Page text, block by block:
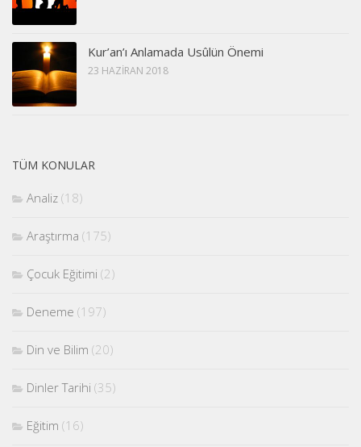
Kur’an’ı Anlamada Usûlün Önemi
23 HAZIRAN 2018
TÜM KONULAR
Analiz (18)
Araştırma (175)
Çocuk Eğitimi (2)
Deneme (197)
Din ve Bilim (20)
Dinler Tarihi (35)
Eğitim (16)